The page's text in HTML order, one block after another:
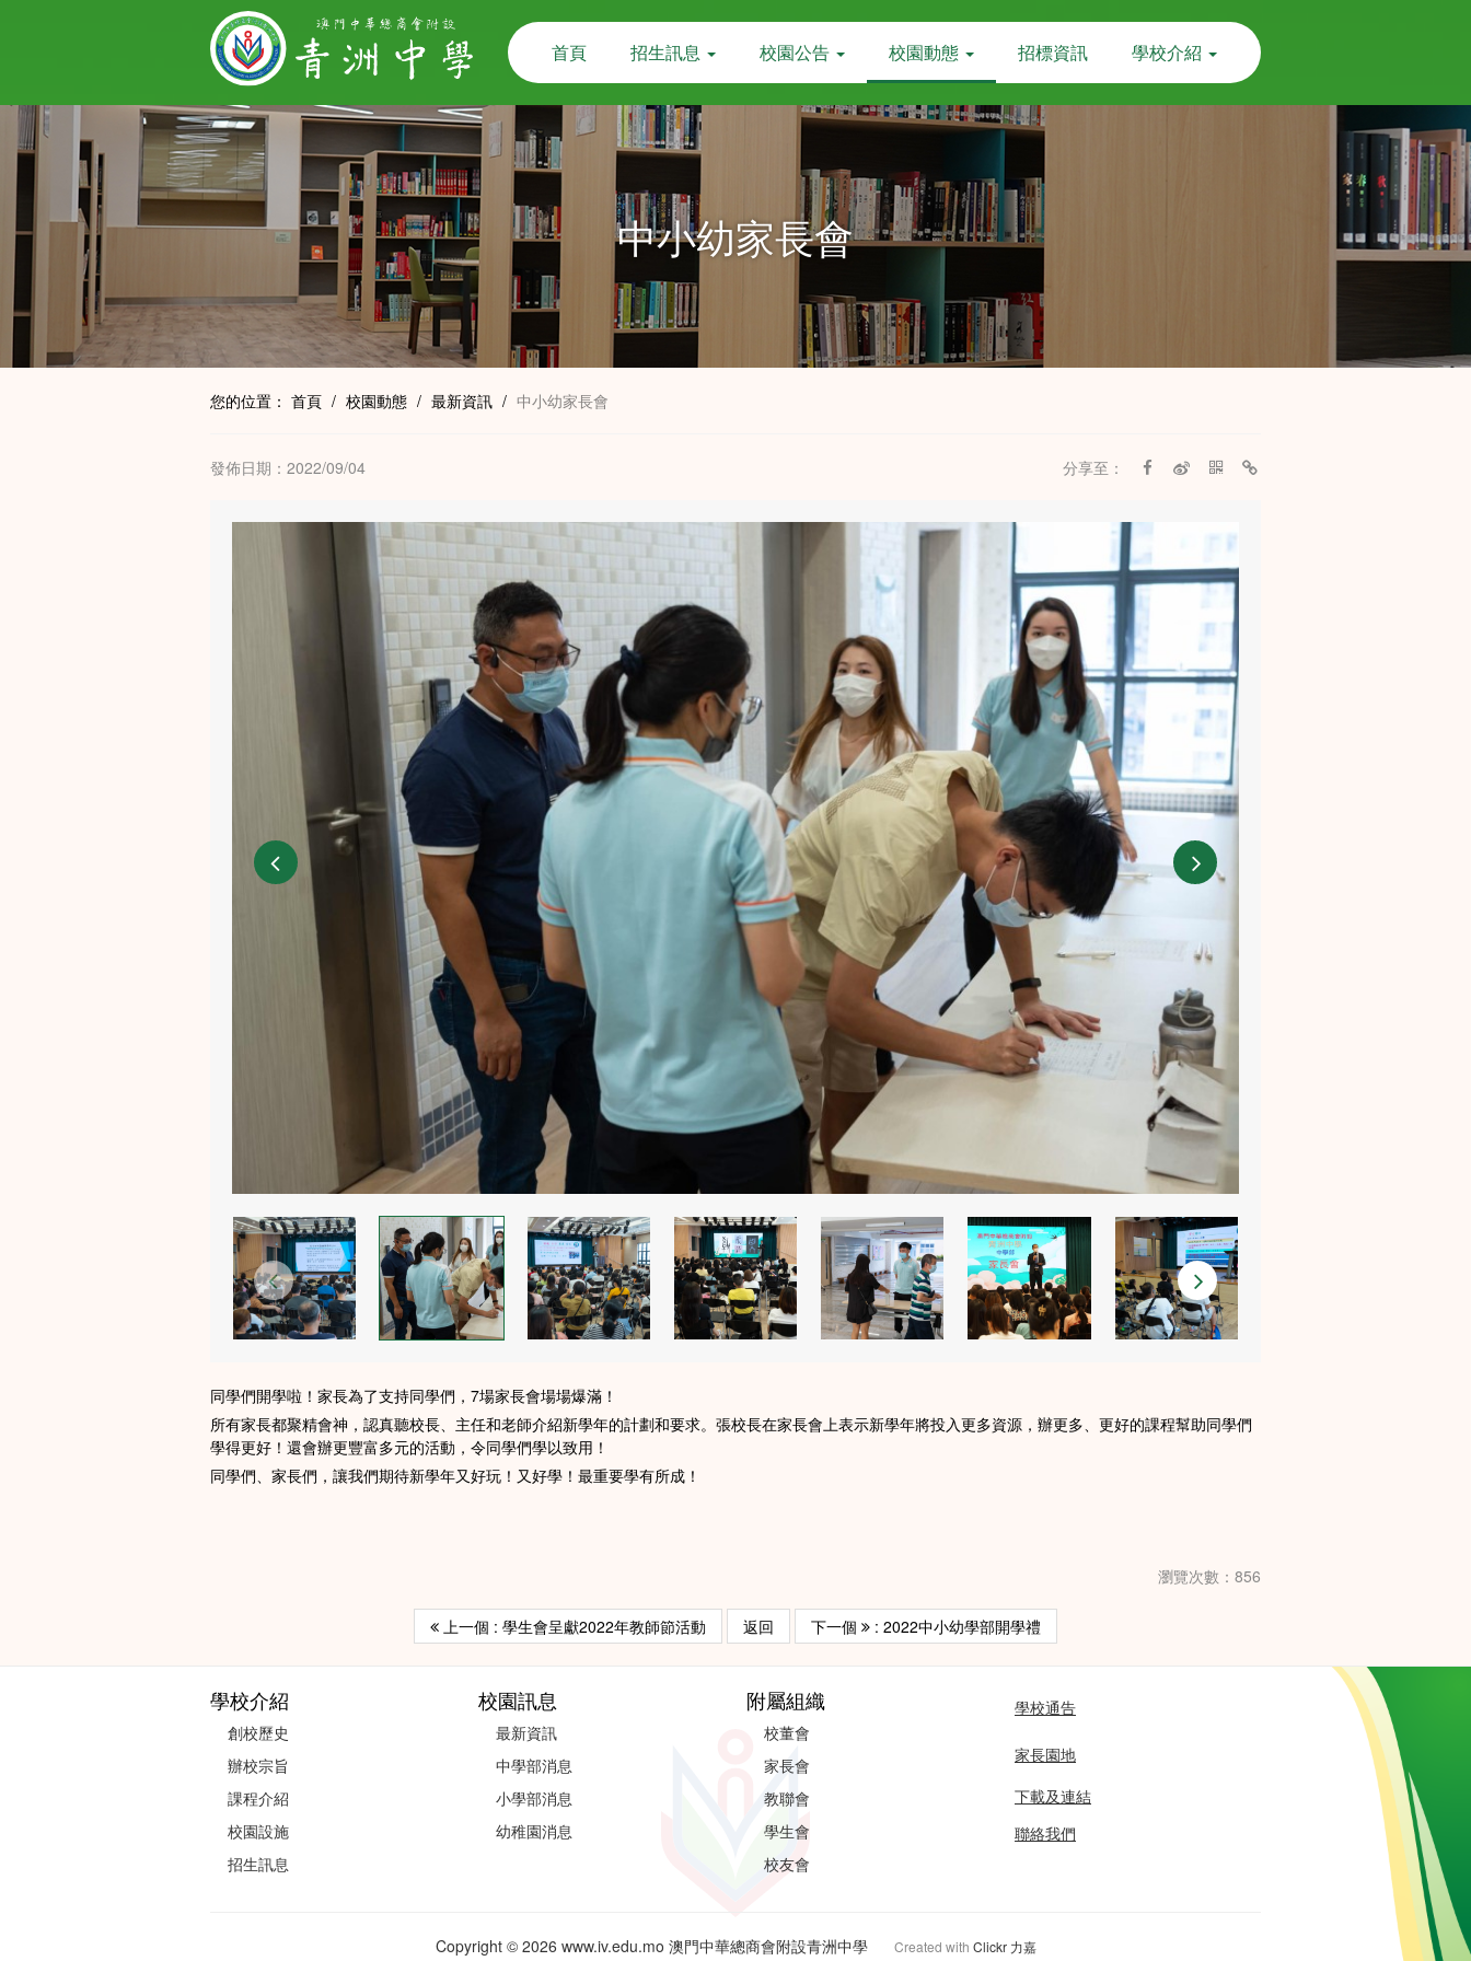
首頁 招生訊息 校園公告 校園動態 招標資訊 學校介紹
中小幼家長會
您的位置： 首頁 / 校園動態 / 最新資訊 / 中小幼家長會
發佈日期：2022/09/04 分享至：
同學們開學啦！家長為了支持同學們，7場家長會場場爆滿！
所有家長都聚精會神，認真聽校長、主任和老師介紹新學年的計劃和要求。張校長在家長會上表示新學年將投入更多資源，辦更多、更好的課程幫助同學們
學得更好！還會辦更豐富多元的活動，令同學們學以致用！
同學們、家長們，讓我們期待新學年又好玩！又好學！最重要學有所成！
瀏覽次數：856
上一個 : 學生會呈獻2022年教師節活動 返回 下一個 : 2022中小幼學部開學禮
學校介紹
創校歷史
辦校宗旨
課程介紹
校園設施
招生訊息
校園訊息
最新資訊
中學部消息
小學部消息
幼稚園消息
附屬組織
校董會
家長會
教聯會
學生會
校友會
學校通告
家長園地
下載及連結
聯絡我們
Copyright © 2026 www.iv.edu.mo 澳門中華總商會附設青洲中學 Created with Clickr 力嘉